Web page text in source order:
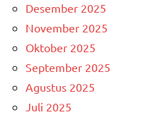
Desember 2025
November 2025
Oktober 2025
September 2025
Agustus 2025
Juli 2025